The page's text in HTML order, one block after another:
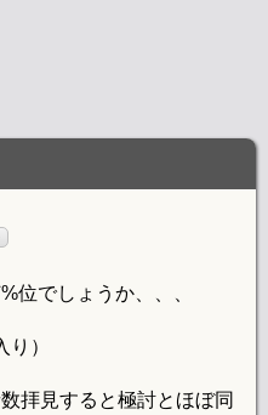
位でしょうか、、、
）
拝見すると極討とほぼ同